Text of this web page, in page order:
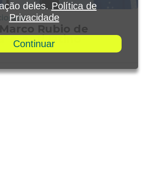
Rubio de
e 'anti latino-
deles. Política de
Privacidade
Continuar